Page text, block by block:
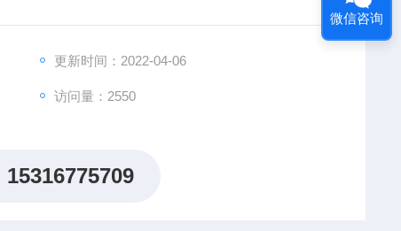
更新时间：2022-04-06
访问量：2550
15316775709
微信咨询